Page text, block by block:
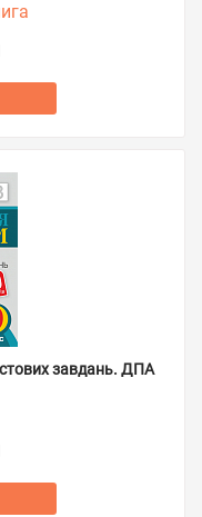
завдань. ДПА